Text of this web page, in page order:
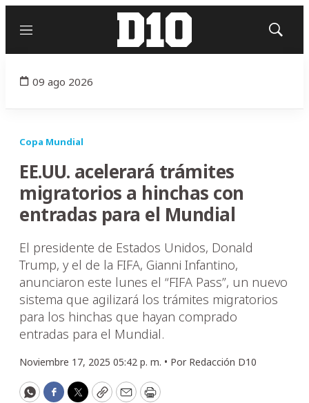
Menú
Mostrar
09 ago 2026
Copa Mundial
EE.UU. acelerará trámites
migratorios a hinchas con
entradas para el Mundial
El presidente de Estados Unidos, Donald
Trump, y el de la FIFA, Gianni Infantino,
anunciaron este lunes el “FIFA Pass”, un nuevo
sistema que agilizará los trámites migratorios
para los hinchas que hayan comprado
entradas para el Mundial.
Noviembre 17, 2025 05:42 p. m. • Por Redacción D10
WhatsApp
Facebook
Twitter
CopyEmailPrint